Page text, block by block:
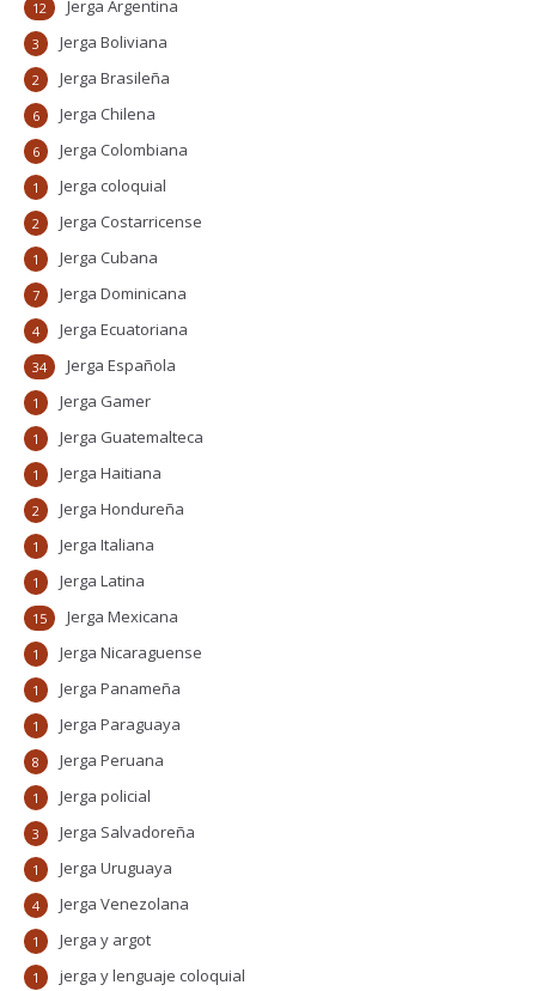
Jerga Argentina
12
Jerga Boliviana
3
Jerga Brasileña
2
Jerga Chilena
6
Jerga Colombiana
6
Jerga coloquial
1
Jerga Costarricense
2
Jerga Cubana
1
Jerga Dominicana
7
Jerga Ecuatoriana
4
Jerga Española
34
Jerga Gamer
1
Jerga Guatemalteca
1
Jerga Haitiana
1
Jerga Hondureña
2
Jerga Italiana
1
Jerga Latina
1
Jerga Mexicana
15
Jerga Nicaraguense
1
Jerga Panameña
1
Jerga Paraguaya
1
Jerga Peruana
8
Jerga policial
1
Jerga Salvadoreña
3
Jerga Uruguaya
1
Jerga Venezolana
4
Jerga y argot
1
jerga y lenguaje coloquial
1